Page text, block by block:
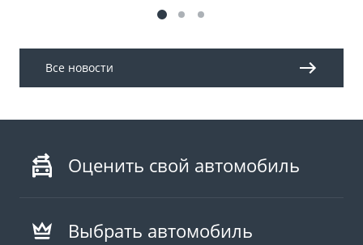
Все новости
Оценить свой автомобиль
Выбрать автомобиль